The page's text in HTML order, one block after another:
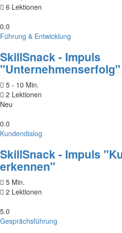
6 Lektionen
0.0
Führung & Entwicklung
SkillSnack - Impuls
"Unternehmenserfolg"
5 - 10 Min.
2 Lektionen
Neu
0.0
Kundendialog
SkillSnack - Impuls
erkennen"
5 Min.
2 Lektionen
5.0
Gesprächsführung